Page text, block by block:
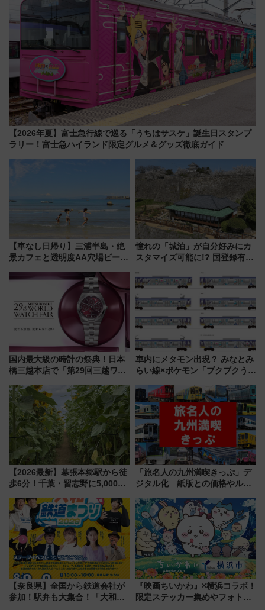
【2026年夏】富士急行線で巡る「うちはサスケ」誕生日スタンプ
ラリー！富士急ハイランド限定グルメ＆グッズ徹底ガイド
【車なし日帰り】三浦半島・絶
景カフェと透明度AA穴場ビーチ
用してストレスフリー旅へ行こ
憧れの「城泊」が自分好みにカ
スタマイズ可能に!? 国登録有形
にオーダーメイド型の宿泊プラ
ンが誕生！
国内最大級の時計の祭典！日本
橋三越本店で「第29回三越ワー
【2026年8月5日～25日】
車内にメタモン出現？ みなとみ
らい線×ポケモン「ブクブクうみ
行開始に！ この夏は直通列車で
横浜へ！
【2026最新】幕張本郷駅から徒
歩6分！千葉・習志野に5,000本
14日までの期間限定公開
「旅名人の九州満喫きっぷ」デ
ジタル化 紙版との価格やルー
【奈良県】全国から鉄道会社が
参加！駅弁も大集合！「大和鉄
『映画ちいかわ』×横浜コラボ！
限定ステッカー集めやフォトス